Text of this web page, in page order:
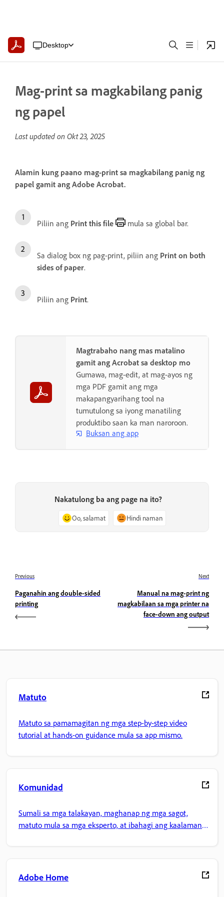
Desktop
Mag-print sa magkabilang panig
ng papel
Last updated on Okt 23, 2025
Alamin kung paano mag-print sa magkabilang panig ng
papel gamit ang Adobe Acrobat.
Piliin ang Print this file mula sa global bar.
Sa dialog box ng pag-print, piliin ang Print on both
sides of paper.
Piliin ang Print.
Magtrabaho nang mas matalino
gamit ang Acrobat sa desktop mo
Gumawa, mag-edit, at mag-ayos ng
mga PDF gamit ang mga
makapangyarihang tool na
tumutulong sa iyong manatiling
produktibo saan ka man naroroon.
Buksan ang app
Nakatulong ba ang page na ito?
Oo, salamat Hindi naman
Previous
Paganahin ang double-sided
printing
Next
Manual na mag-print ng
magkabilaan sa mga printer na
face-down ang output
Matuto
Matuto sa pamamagitan ng mga step-by-step video
tutorial at hands-on guidance mula sa app mismo.
Komunidad
Sumali sa mga talakayan, maghanap ng mga sagot,
matuto mula sa mga eksperto, at ibahagi ang kaalaman
Adobe Home